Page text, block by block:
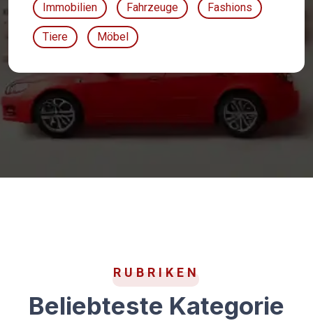
Immobilien Fahrzeuge Fashions
Tiere Möbel
RUBRIKEN
Beliebteste Kategorie